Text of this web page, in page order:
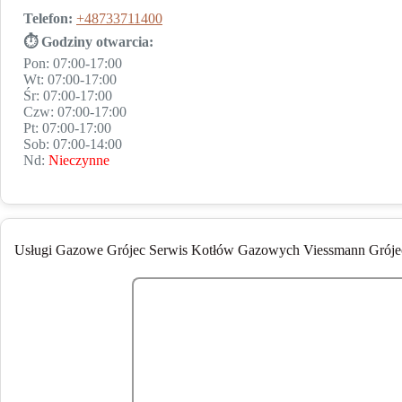
Telefon: +48733711400
⏱ Godziny otwarcia:
Pon: 07:00-17:00
Wt: 07:00-17:00
Śr: 07:00-17:00
Czw: 07:00-17:00
Pt: 07:00-17:00
Sob: 07:00-14:00
Nd: Nieczynne
Usługi Gazowe Grójec Serwis Kotłów Gazowych Viessmann